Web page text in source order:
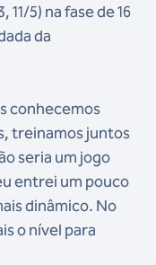
11/5) na fase de 16
da
conhecemos
treinamos juntos
seria um jogo
entrei um pouco
dinâmico. No
o nível para